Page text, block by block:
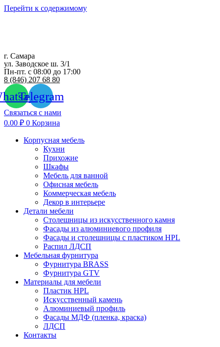
Перейти к содержимому
г. Самара
ул. Заводское ш. 3/1
Пн-пт. с 08:00 до 17:00
8 (846) 207 68 80
Telegram
Связаться с нами
0.00 ₽ 0 Корзина
Корпусная мебель
Кухни
Прихожие
Шкафы
Мебель для ванной
Офисная мебель
Коммерческая мебель
Декор в интерьере
Детали мебели
Столешницы из искусственного камня
Фасады из алюминиевого профиля
Фасады и столешницы с пластиком HPL
Распил ЛДСП
Мебельная фурнитура
Фурнитура BRASS
Фурнитура GTV
Материалы для мебели
Пластик HPL
Искусственный камень
Алюминиевый профиль
Фасады МДФ (пленка, краска)
ЛДСП
Контакты